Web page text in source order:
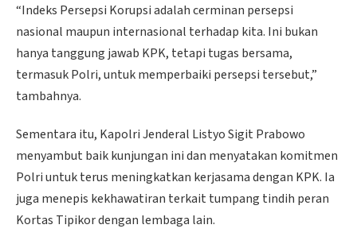
“Indeks Persepsi Korupsi adalah cerminan persepsi
nasional maupun internasional terhadap kita. Ini bukan
hanya tanggung jawab KPK, tetapi tugas bersama,
termasuk Polri, untuk memperbaiki persepsi tersebut,”
tambahnya.
Sementara itu, Kapolri Jenderal Listyo Sigit Prabowo
menyambut baik kunjungan ini dan menyatakan komitmen
Polri untuk terus meningkatkan kerjasama dengan KPK. Ia
juga menepis kekhawatiran terkait tumpang tindih peran
Kortas Tipikor dengan lembaga lain.